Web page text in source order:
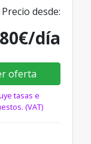
Precio desde:
80€/día
oferta
tasas e
(VAT)